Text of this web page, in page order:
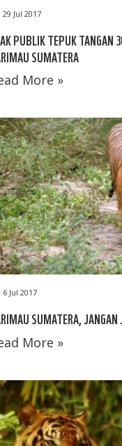
29 Jul 2017
PUBLIK TEPUK TANGAN
SUMATERA
More »
6 Jul 2017
SUMATERA, JANGAN
More »